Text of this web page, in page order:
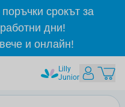
срокът за
дни!
вече и онлайн!
Lilly
Junior